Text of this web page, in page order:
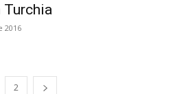
Turchia
2016
2